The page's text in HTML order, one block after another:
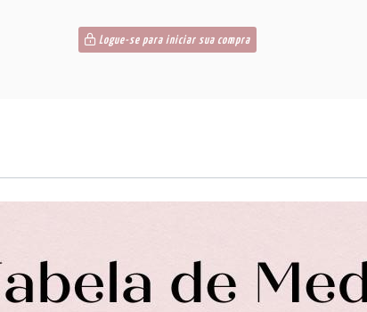
Logue-se para iniciar sua compra